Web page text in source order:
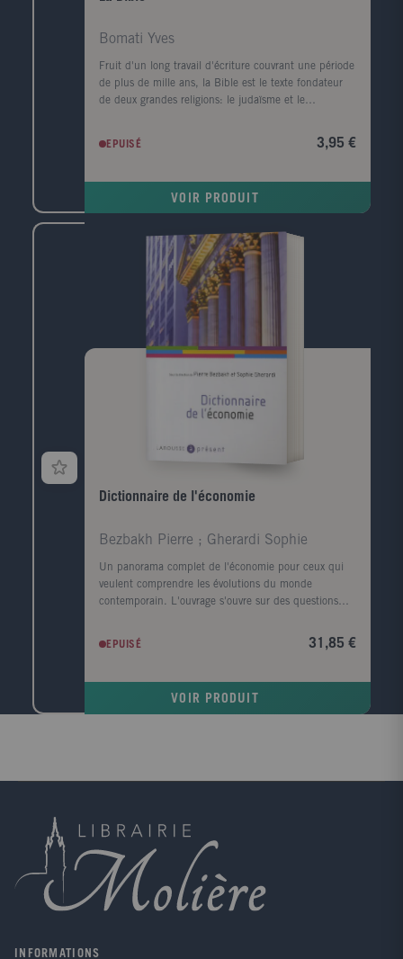
spécialiste des questions de développement,
ancienne présidente d'Action contre la Faim. Elle a
publié de nombreux ouvrages dont Famines et
politiques ( 2002 ) et A qui profite le développement
Bomati Yves
Fruit d'un long travail d'écriture couvrant une période
de plus de mille ans, la Bible est le texte fondateur
de deux grandes religions: le judaïsme et le
narre la création du monde, relate l'histoire du
Bible a profondément marqué l'humanité dans sa
EPUISÉ 3,95 €
VOIR PRODUIT
Dictionnaire de l'économie
Bezbakh Pierre ; Gherardi Sophie
Un panorama complet de l'économie pour ceux qui
veulent comprendre les évolutions du monde
contemporain. L'ouvrage s'ouvre sur des questions
pour l'économie ? Le chômage va-t-il baisser ? Quel
impact économique a le réchauffement climatique ? ?
l'esclavage antique jusqu'à la crise financière
EPUISÉ 31,85 €
VOIR PRODUIT
INFORMATIONS